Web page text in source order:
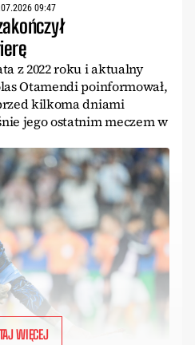
09:47
z 2022 roku i aktualny
Otamendi poinformował,
kilkoma dniami
jego ostatnim meczem w
WIĘCEJ